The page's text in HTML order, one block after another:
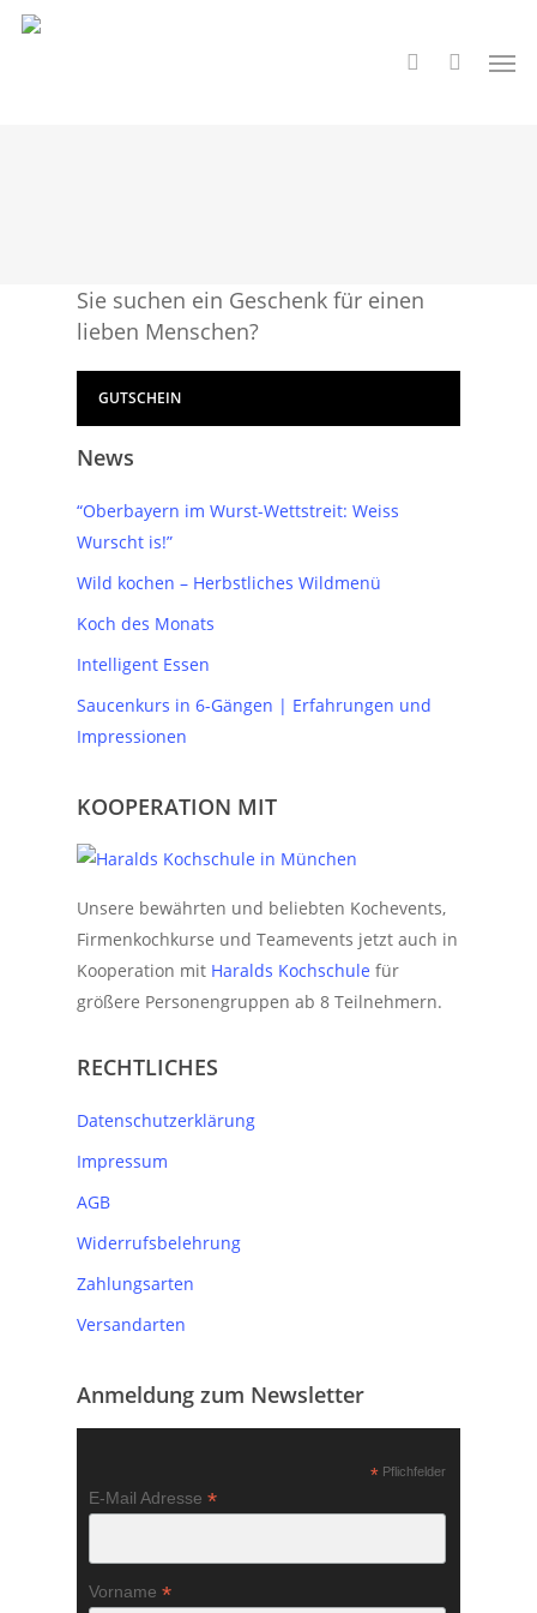
Skip
search
Sie suchen ein Geschenk für einen
lieben Menschen?
GUTSCHEIN
News
“Oberbayern im Wurst-Wettstreit: Weiss
Wurscht is!”
Wild kochen – Herbstliches Wildmenü
Koch des Monats
Intelligent Essen
Saucenkurs in 6-Gängen | Erfahrungen und
Impressionen
KOOPERATION MIT
Unsere bewährten und beliebten Kochevents,
Firmenkochkurse und Teamevents jetzt auch in
Kooperation mit Haralds Kochschule für
größere Personengruppen ab 8 Teilnehmern.
RECHTLICHES
Datenschutzerklärung
Impressum
AGB
Widerrufsbelehrung
Zahlungsarten
Versandarten
Anmeldung zum Newsletter
*Pflichfelder
E-Mail Adresse *
Vorname *